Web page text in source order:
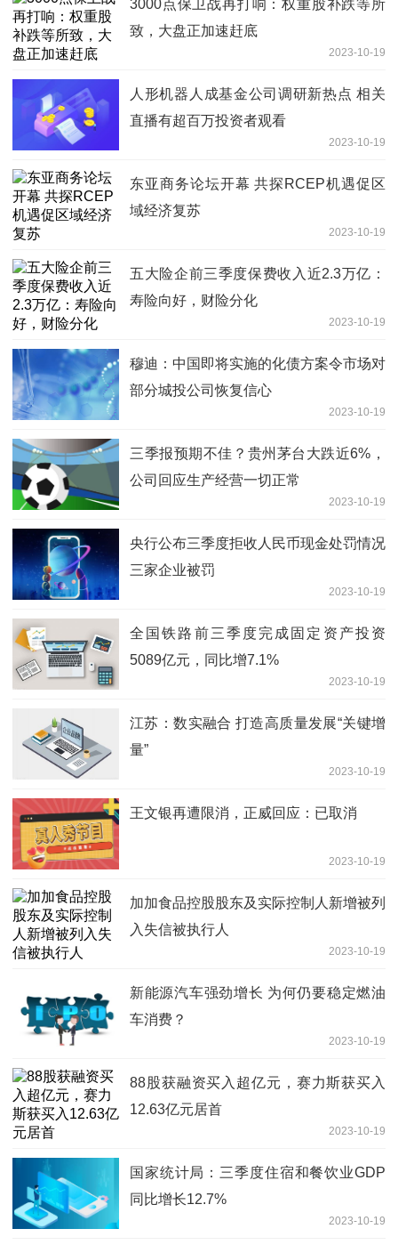
3000点保卫战再打响：权重股补跌等所
致，大盘正加速赶底
2023-10-19
人形机器人成基金公司调研新热点 相关
直播有超百万投资者观看
2023-10-19
东亚商务论坛开幕 共探RCEP机遇促区
域经济复苏
2023-10-19
五大险企前三季度保费收入近2.3万亿：
寿险向好，财险分化
2023-10-19
穆迪：中国即将实施的化债方案令市场对
部分城投公司恢复信心
2023-10-19
三季报预期不佳？贵州茅台大跌近6%，
公司回应生产经营一切正常
2023-10-19
央行公布三季度拒收人民币现金处罚情况
三家企业被罚
2023-10-19
全国铁路前三季度完成固定资产投资
5089亿元，同比增7.1%
2023-10-19
江苏：数实融合 打造高质量发展“关键增
量”
2023-10-19
王文银再遭限消，正威回应：已取消
2023-10-19
加加食品控股股东及实际控制人新增被列
入失信被执行人
2023-10-19
新能源汽车强劲增长 为何仍要稳定燃油
车消费？
2023-10-19
88股获融资买入超亿元，赛力斯获买入
12.63亿元居首
2023-10-19
国家统计局：三季度住宿和餐饮业GDP
同比增长12.7%
2023-10-19